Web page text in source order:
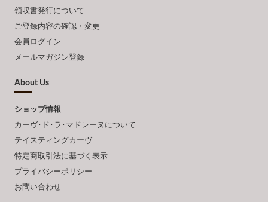
領収書発行について
ご登録内容の確認・変更
会員ログイン
メールマガジン登録
About Us
ショップ情報
カーヴ･ド･ラ･マドレーヌについて
テイスティングカーヴ
特定商取引法に基づく表示
プライバシーポリシー
お問い合わせ